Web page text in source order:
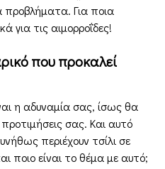
προβλήματα. Για ποια
για τις αιμορροΐδες!
που προκαλεί
η αδυναμία σας, ίσως θα
σας. Και αυτό
περιέχουν τσίλι σε
είναι το θέμα με αυτό;